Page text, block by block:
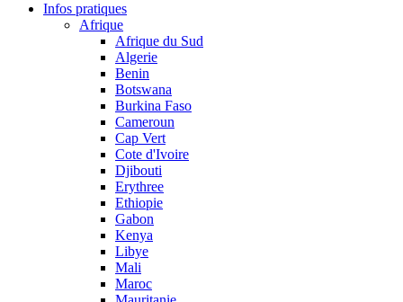
Infos pratiques
Afrique
Afrique du Sud
Algerie
Benin
Botswana
Burkina Faso
Cameroun
Cap Vert
Cote d'Ivoire
Djibouti
Erythree
Ethiopie
Gabon
Kenya
Libye
Mali
Maroc